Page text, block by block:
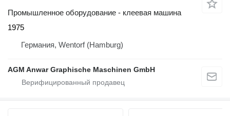
Промышленное оборудование - клеевая машина
1975
Германия, Wentorf (Hamburg)
AGM Anwar Graphische Maschinen GmbH